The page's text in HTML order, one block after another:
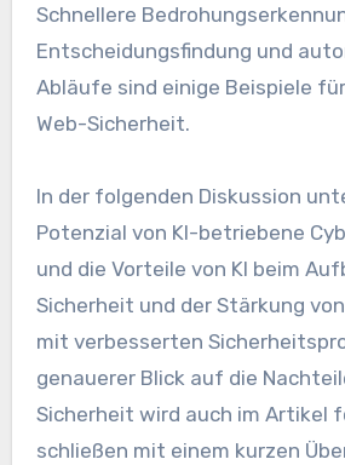
Schnellere
Entscheidungsfindung und
Abläufe sind einige Beispiele für
Web-Sicherheit.
In der folgenden Diskussion
Potenzial von KI-betriebene
und die Vorteile von KI beim
Sicherheit und der Stärkung
mit verbesserten
genauerer Blick auf die
Sicherheit wird auch im Artikel
schließen mit einem kurzen